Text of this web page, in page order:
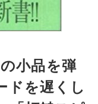
小品を弾
ドを遅くし